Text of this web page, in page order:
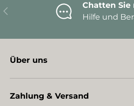
Vorherige
Chatten Sie
Hilfe und
Über uns
Zahlung & Versand